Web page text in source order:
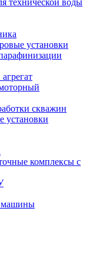
технической воды
установки
скважин
комплексы с
машины